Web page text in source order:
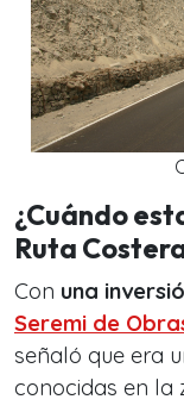
¿Cuándo
Ruta
Con una
Seremi de
señaló que era
conocidas en la